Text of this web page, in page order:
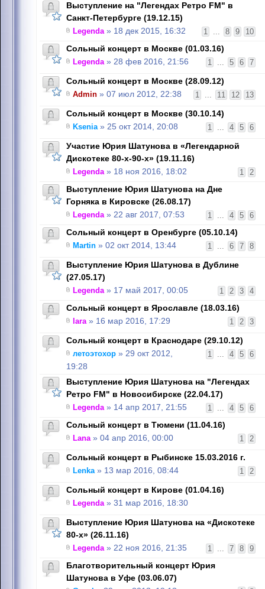
Выступление на "Легендах Ретро FM" в
Санкт-Петербурге (19.12.15)
1 ... 8 9 10
Legenda» 18 дек 2015, 16:32
Сольный концерт в Москве (01.03.16)
1 ... 5 6 7
Legenda» 28 фев 2016, 21:56
Сольный концерт в Москве (28.09.12)
1 ... 11 12 13
Admin » 07 июл 2012, 22:38
Сольный концерт в Москве (30.10.14)
1 ... 4 5 6
Ksenia» 25 окт 2014, 20:08
Участие Юрия Шатунова в «Легендарной
Дискотеке 80-х-90-х» (19.11.16)
1 2
Legenda» 18 ноя 2016, 18:02
Выступление Юрия Шатунова на Дне
Горняка в Кировске (26.08.17)
1 ... 4 5 6
Legenda» 22 авг 2017, 07:53
Сольный концерт в Оренбурге (05.10.14)
1 ... 6 7 8
Martin » 02 окт 2014, 13:44
Выступление Юрия Шатунова в Дублине
(27.05.17)
1 2 3 4
Legenda» 17 май 2017, 00:05
Сольный концерт в Ярославле (18.03.16)
1 2 3
lara» 16 мар 2016, 17:29
Cольный концерт в Краснодаре (29.10.12)
1 ... 4 5 6
летоэтохор » 29 окт 2012,
19:28
Выступление Юрия Шатунова на "Легендах
Ретро FM" в Новосибирске (22.04.17)
1 ... 4 5 6
Legenda» 14 апр 2017, 21:55
Сольный концерт в Тюмени (11.04.16)
1 2
Lana» 04 апр 2016, 00:00
Сольный концерт в Рыбинске 15.03.2016 г.
1 2
Lenka» 13 мар 2016, 08:44
Сольный концерт в Кирове (01.04.16)
Legenda» 31 мар 2016, 18:30
Выступление Юрия Шатунова на «Дискотеке
80-х» (26.11.16)
1 ... 7 8 9
Legenda» 22 ноя 2016, 21:35
Благотворительный концерт Юрия
Шатунова в Уфе (03.06.07)